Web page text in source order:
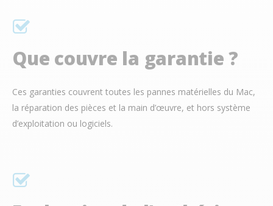
Que couvre la garantie ?
Ces garanties couvrent toutes les pannes matérielles du Mac,
la réparation des pièces et la main d’œuvre, et hors système
d’exploitation ou logiciels.